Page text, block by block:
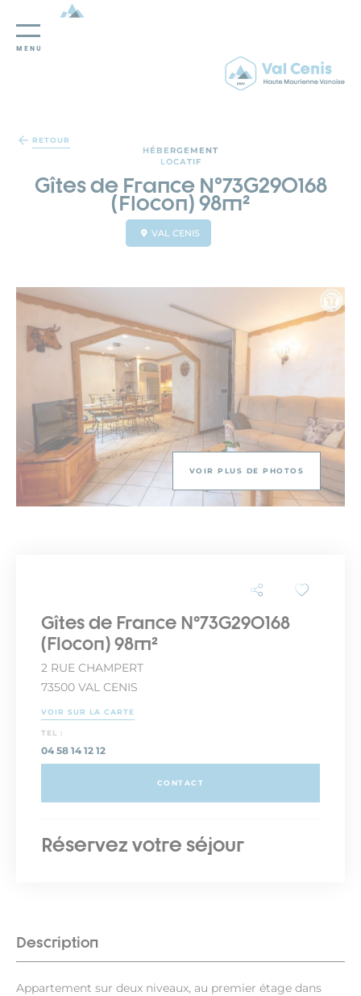
MENU
RETOUR
HÉBERGEMENT
LOCATIF
Gîtes de France N°73G290168
(Flocon) 98m²
VAL CENIS
VOIR PLUS DE PHOTOS
Description
Appartement sur deux niveaux, au premier étage dans
Gîtes de France N°73G290168
(Flocon) 98m²
2 RUE CHAMPERT
73500 VAL CENIS
VOIR SUR LA CARTE
TEL :
04 58 14 12 12
CONTACT
Réservez votre séjour